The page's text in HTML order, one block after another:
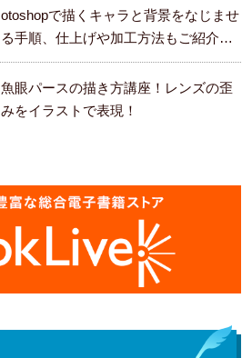
otoshopで描くキャラと背景をなじませ
る手順、仕上げや加工方法もご紹介し
ます。
魚眼パースの描き方講座！レンズの歪
みをイラストで表現！